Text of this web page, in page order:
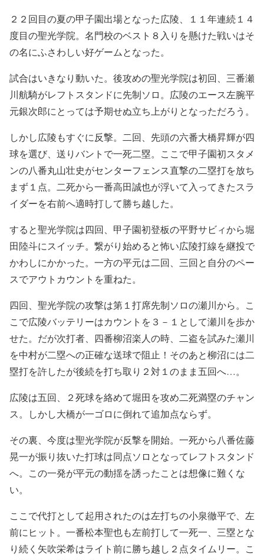
２２回目の夏の甲子園出場となった広陵、１１年連続１４
度目の聖光学院。名門校のベスト８入りを懸けた戦いはそ
の名にふさわしい好ゲームとなった。
試合はいきなり動いた。後攻めの聖光学院は初回、三番瀬
川航騎がレフトスタンドに先制ソロ。広陵のエース左腕平
元銀次郎にとっては予期せぬ立ち上がりとなっただろう。
しかし広陵もすぐに反撃。二回、先頭の六番大橋昇輝が四
球を選び、送りバントで一死二塁。ここで甲子園初スタメ
ンの八番丸山壮史がセンターフェンス直撃の二塁打を放ち
まず１点。二死から一番高田誠也が浮いて入ってきたスラ
イダーを右前へ適時打して勝ち越した。
すると聖光学院は四回、甲子園初登板の平野サビィから堀
田陸斗にスイッチ。繋がり始めると怖い広陵打線を継投で
かわしにかかった。一方の平元は二回、三回と自分のペー
スでアウトカウントを重ねた。
四回、聖光学院の攻撃は第１打席先制ソロの瀬川から。こ
こで広陵バッテリーはカウントを３－１として瀬川を歩か
せた。だが次打者、四番柳沼楽人の時、二盗を試みた瀬川
を中村が二塁への正確な送球で阻止！そのあと柳沼には二
塁打を許したが後続を打ち取り２対１のまま五回へ…。
広陵は五回、２死球を絡めて堀田を攻め二死満塁のチャン
ス。しかし大橋が一ゴロに倒れて追加点ならず。
その裏、今度は聖光学院が反撃を開始。一死から八番佐藤
晃一が振り抜いた打球は同点ソロとなってレフトスタンド
へ。この一発が平元の動揺を誘ったことは想像に難くな
い。
ここで代打として起用されたのは左打ちの小泉徹平で、左
前にヒット。一番松本聖也も左前打して一死一、三塁とな
り続く矢吹栄希はライト前に勝ち越し２点タイムリー。こ